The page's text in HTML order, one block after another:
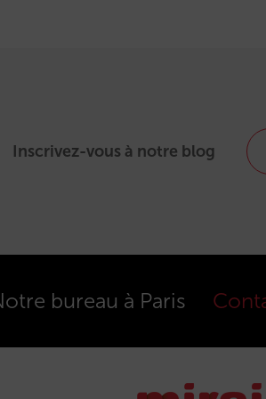
Inscrivez-vous à notre blog
bureau à Paris